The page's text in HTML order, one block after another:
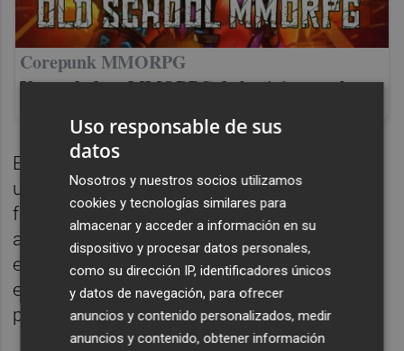
Corepunk MMORPG
Un verdadero MMORPG de la vieja escuela
Esta exposición también incluirá los
uniformes actuales del Levante masculino y
femenino y la camiseta diseñada para
apoyar a los afectados por la dana que el
equipo masculino lució en la previa del
encuentro ante el Elche en València el
pasado 16 de noviembre de 2024.
Uso responsable de sus
datos
Nosotros y nuestros socios utilizamos
cookies y tecnologías similares para
almacenar y acceder a información en su
dispositivo y procesar datos personales,
como su dirección IP, identificadores únicos
y datos de navegación, para ofrecer
anuncios y contenido personalizados, medir
anuncios y contenido, obtener información